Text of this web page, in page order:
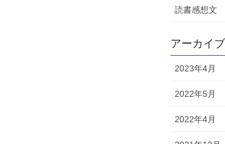
読書感想文
アーカイブ
2023年4月
2022年5月
2022年4月